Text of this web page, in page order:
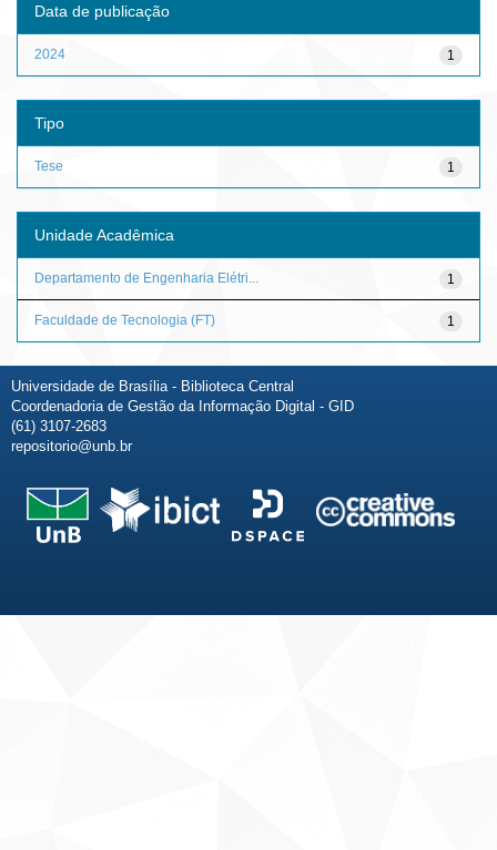
Data de publicação
1
2024
Tipo
1
Tese
Unidade Acadêmica
1
Departamento de Engenharia Elétri...
1
Faculdade de Tecnologia (FT)
Universidade de Brasília - Biblioteca Central
Coordenadoria de Gestão da Informação Digital - GID
(61) 3107-2683
repositorio@unb.br